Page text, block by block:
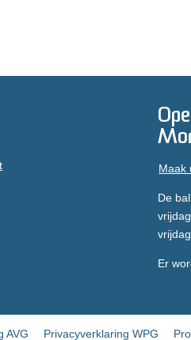
Maak
De
Er
AVG Privacyverklaring WPG